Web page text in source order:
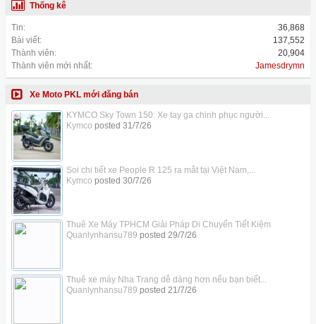
Thống kê
Tin:
36,868
Bài viết:
137,552
Thành viên:
20,904
Thành viên mới nhất:
Jamesdrymn
Xe Moto PKL mới đăng bán
KYMCO Sky Town 150: Xe tay ga chinh phục người...
Kymco posted 31/7/26
Soi chi tiết xe People R 125 ra mắt tại Việt Nam,...
Kymco posted 30/7/26
Thuê Xe Máy TPHCM Giải Pháp Di Chuyển Tiết Kiệm
Quanlynhansu789 posted 29/7/26
Thuê xe máy Nha Trang dễ dàng hơn nếu bạn biết...
Quanlynhansu789 posted 21/7/26